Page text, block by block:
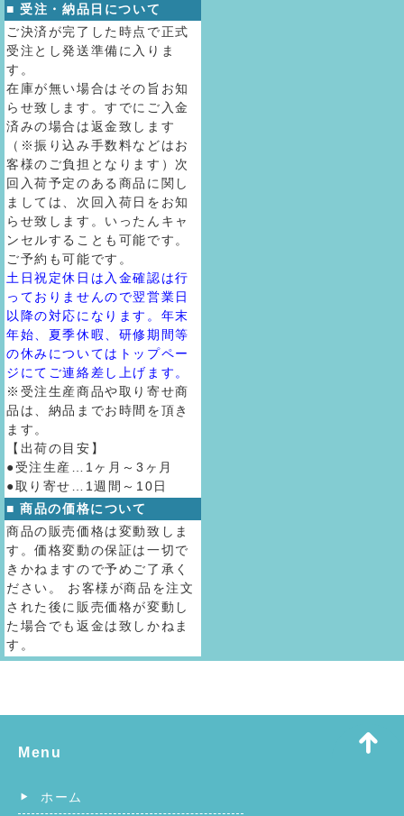
■ 受注・納品日について
ご決済が完了した時点で正式
受注とし発送準備に入りま
す。
在庫が無い場合はその旨お知
らせ致します。すでにご入金
済みの場合は返金致します
（※振り込み手数料などはお
客様のご負担となります）次
回入荷予定のある商品に関し
ましては、次回入荷日をお知
らせ致します。いったんキャ
ンセルすることも可能です。
ご予約も可能です。
土日祝定休日は入金確認は行
っておりませんので翌営業日
以降の対応になります。年末
年始、夏季休暇、研修期間等
の休みについてはトップペー
ジにてご連絡差し上げます。
※受注生産商品や取り寄せ商
品は、納品までお時間を頂き
ます。
【出荷の目安】
●受注生産…1ヶ月～3ヶ月
●取り寄せ…1週間～10日
■ 商品の価格について
商品の販売価格は変動致しま
す。価格変動の保証は一切で
きかねますので予めご了承く
ださい。 お客様が商品を注文
された後に販売価格が変動し
た場合でも返金は致しかねま
す。
Menu
ホーム